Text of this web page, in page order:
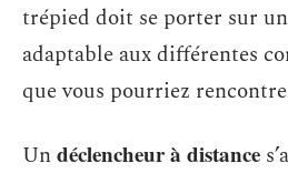
trépied doit se porter sur
adaptable aux différentes
que vous pourriez
Undéclencheur à distance